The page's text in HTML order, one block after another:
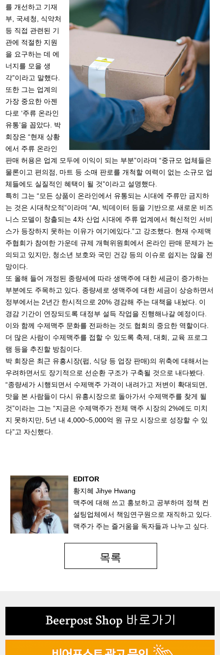
를 개선하고 기재
부, 국세청, 식약처
등 직접 관련된 기
관에 적절한 지원
을 요구하는 데 에
너지를 모을 생
각”이라고 말했다.
또한 그는 업계의
가장 중요한 아젠
다로 ‘주류 온라인
유통’을 꼽았다. 박
회장은 “현재 상황
에서 주류 온라인
판매 허용은 업계 모두에 이익이 되는 부분”이라며 “중규모 업체들은
물론이고 편의점, 마트 등 소매 판로를 개척할 여력이 없는 소규모 업
체들에도 실질적인 혜택이 될 것”이라고 설명했다.
특히 그는 “모든 상품이 온라인에서 유통되는 시대에 주류만 금지하
는 것은 시대착오적”이라며 “AI, 빅데이터 등을 기반으로 새로운 비즈
니스 모델이 창출되는 4차 산업 시대에 주류 업계에서 혁신적인 서비
스가 등장하지 못하는 이유가 여기에있다.”고 강조했다. 현재 수제맥
주협회가 참여한 가운데 규제 개혁위원회에서 온라인 판매 문제가 논
의되고 있지만, 청소년 보호와 국민 건강 등의 이슈로 쉽지는 않을 전
망이다.
또 올해 들어 개정된 종량세에 따라 생맥주에 대한 세금이 증가하는
부분에도 주목하고 있다. 종량세로 생맥주에 대한 세금이 상승하면서
정부에서는 2년간 한시적으로 20% 경감해 주는 대책을 내놨다. 이
경감 기간이 연장되도록 대정부 설득 작업을 진행해나갈 예정이다.
이와 함께 수제맥주 문화를 전파하는 것도 협회의 중요한 역할이다.
더 많은 사람이 수제맥주를 접할 수 있도록 축제, 대회, 교육 프로그
램 등을 추진할 방침이다.
박 회장은 최근 유흥시장(펍, 식당 등 업장 판매)의 위축에 대해서는
우려하면서도 장기적으로 선순환 구조가 구축될 것으로 내다봤다.
“종량세가 시행되면서 수제맥주 가격이 내려가고 저변이 확대되면,
맛을 본 사람들이 다시 유흥시장으로 돌아가서 수제맥주를 찾게 될
것”이라는 그는 “지금은 수제맥주가 전체 맥주 시장의 2%에도 미치
지 못하지만, 5년 내 4,000~5,000억 원 규모 시장으로 성장할 수 있
다”고 자신했다.
EDITOR
황지혜 Jihye Hwang
맥주에 대해 쓰고 홍보하고 공부하며 정책 컨
설팅업체에서 책임연구원으로 재직하고 있다.
맥주가 주는 즐거움을 독자들과 나누고 싶다.
목록